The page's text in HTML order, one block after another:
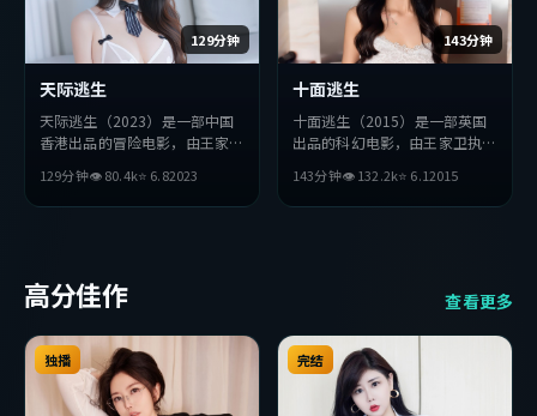
129分钟
天际逃生
天际逃生（2023）是一部中国
香港出品的冒险电影，由王家卫
安藤樱等主演。影片在叙事与视
听上力求突破，探讨人性与抉
129分钟👁80.4k⭐ 6.82023
143分钟
十面逃生
十面逃生（2015）是一部英国
出品的科幻电影，由王家卫执
演。影片在叙事与视听上力求突
破，探讨人性与抉择，节奏张弛
143分钟👁132.2k⭐ 6.12015
高分佳作 查看更多
独播 完结